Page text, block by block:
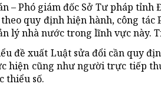
– Phó giám đốc Sở Tư pháp
quy định hiện hành, công
lý nhà nước trong lĩnh vực này.
đề xuất Luật sửa đổi cần quy
hiện cũng như người trực tiếp
thiểu số.